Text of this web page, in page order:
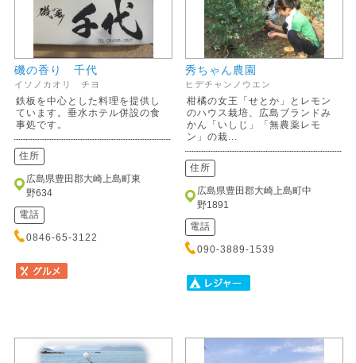
磯の香り 千代
イソノカオリ チヨ
鉄板を中心とした料理を提供し
ています。垂水ホテル併設の食
事処です。
住所
広島県豊田郡大崎上島町東
野634
電話
0846-65-3122
秀ちゃん農園
ヒデチャンノウエン
柑橘の女王「せとか」とレモン
のハウス栽培、広島ブランドみ
かん「いしじ」「無農薬レモ
ン」の栽...
住所
広島県豊田郡大崎上島町中
野1891
電話
090-3889-1539